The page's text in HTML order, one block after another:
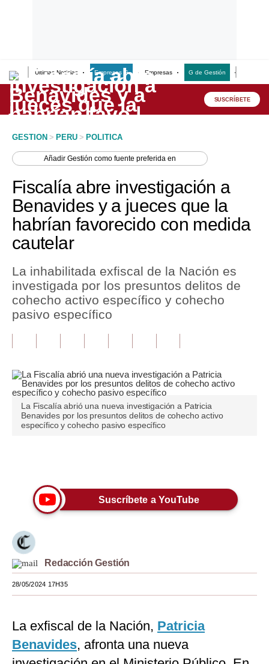
Últimas Noticias Empresas G Empresas G de Gestión
Lo último
Peru Quiosco
Economía
Mercados
Perú
Política
Tu Dinero
Finanzas Personales
Opinión
Editorial
Tendencias
Lujo
Viajes
Moda
EEUU
México
SUSCRÍBETE
GESTION > PERU > POLITICA
AñadirGestión como fuente preferida en
Fiscalía abre investigación a
Benavides y a jueces que la
habrían favorecido con medida
cautelar
La inhabilitada exfiscal de la Nación es
investigada por los presuntos delitos de
cohecho activo específico y cohecho
pasivo específico
La Fiscalía abrió una nueva investigación a Patricia
Benavides por los presuntos delitos de cohecho activo
específico y cohecho pasivo específico
Suscríbete a YouTube
Redacción Gestión
28/05/2024 17H35
La exfiscal de la Nación, Patricia
Benavides, afronta una nueva